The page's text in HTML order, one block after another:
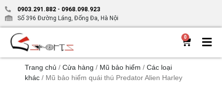
0903.291.882 - 0968.098.923
Số 396 Đường Láng, Đống Đa, Hà Nội
0
Trang chủ / Cửa hàng / Mũ bảo hiểm / Các loại
khác / Mũ bảo hiểm quái thú Predator Alien Harley